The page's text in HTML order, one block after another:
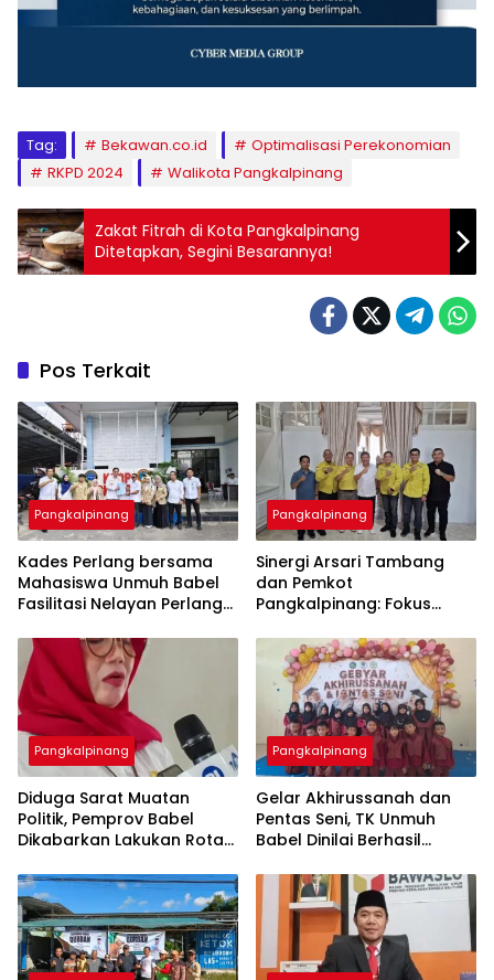
Tag: Bekawan.co.id
Optimalisasi Perekonomian
RKPD 2024
Walikota Pangkalpinang
Zakat Fitrah di Kota Pangkalpinang
Ditetapkan, Segini Besarannya!
Pos Terkait
Pangkalpinang
Kades Perlang bersama
Mahasiswa Unmuh Babel
Fasilitasi Nelayan Perlang
di KSOP Pangkalbalam
Pangkalpinang
‎Sinergi Arsari Tambang
dan Pemkot
Pangkalpinang: Fokus
Pangkalpinang
‎Diduga Sarat Muatan
Politik, Pemprov Babel
Dikabarkan Lakukan Rotasi
Pangkalpinang
‎Gelar Akhirussanah dan
Pentas Seni, TK Unmuh
Babel Dinilai Berhasil